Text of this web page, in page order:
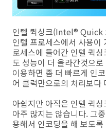
인텔 퀵싱크(Intel® Quick
인텔 프로세스에서 사용이
로세스에 들어간 인텔 퀵
도 성능이 더 올라간것으
이용하면 좀 더 빠르게 인
어 클럭만으로의 처리보다
아쉽지만 아직은 인텔 퀵
아주 많지는 않습니다. 그
용해서 인코딩을 해 보도